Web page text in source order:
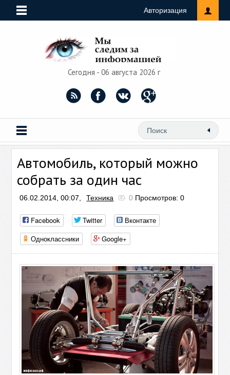
Авторизация
Сегодня - 06 августа 2026 г
Автомобиль, который можно
собрать за один час
06.02.2014, 00:07, Техника 0 Просмотров: 0
Facebook Twitter
Вконтакте
Одноклассники
Google+